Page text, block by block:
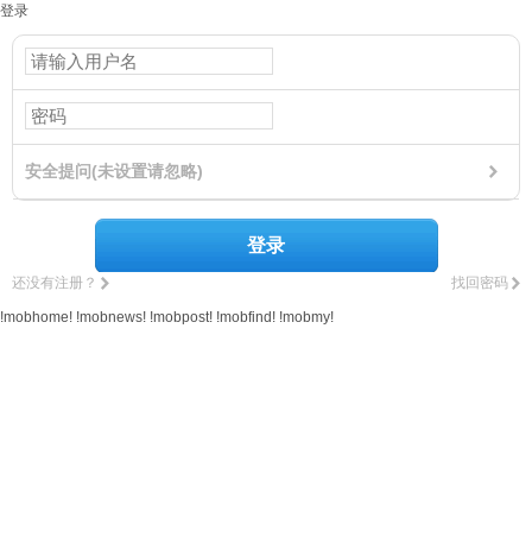
登录
安全提问(未设置请忽略)
登录
找回密码
还没有注册？
!mobhome! !mobnews! !mobpost! !mobfind! !mobmy!